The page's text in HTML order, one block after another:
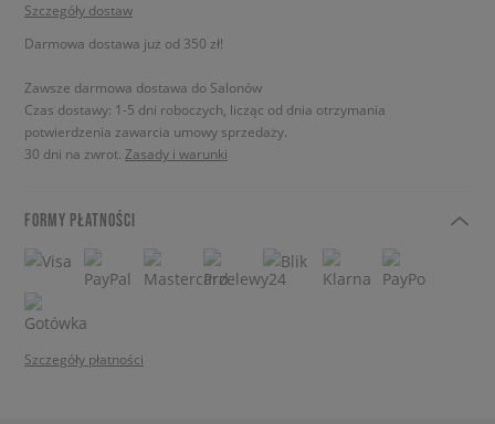
Szczegóły dostaw
Darmowa dostawa już od 350 zł!
Zawsze darmowa dostawa do Salonów
Czas dostawy: 1-5 dni roboczych, licząc od dnia otrzymania
potwierdzenia zawarcia umowy sprzedaży.
30 dni na zwrot. Zasady i warunki
FORMY PŁATNOŚCI
Szczegóły płatności